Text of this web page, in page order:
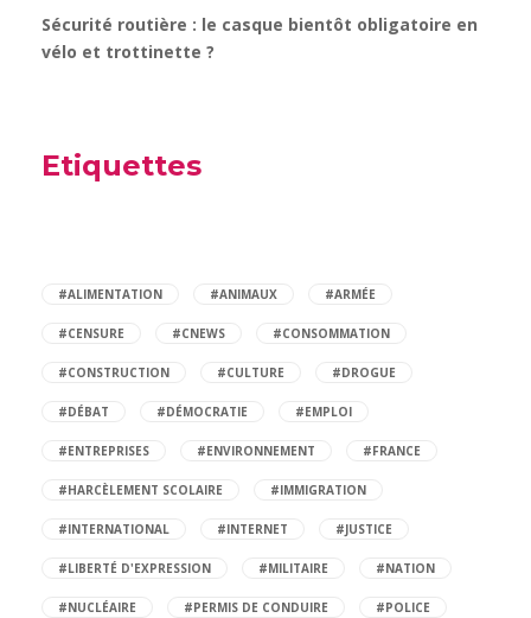
Sécurité routière : le casque bientôt obligatoire en
vélo et trottinette ?
Etiquettes
#ALIMENTATION #ANIMAUX #ARMÉE
#CENSURE #CNEWS #CONSOMMATION
#CONSTRUCTION #CULTURE #DROGUE
#DÉBAT #DÉMOCRATIE #EMPLOI
#ENTREPRISES #ENVIRONNEMENT #FRANCE
#HARCÈLEMENT SCOLAIRE #IMMIGRATION
#INTERNATIONAL #INTERNET #JUSTICE
#LIBERTÉ D'EXPRESSION #MILITAIRE #NATION
#NUCLÉAIRE #PERMIS DE CONDUIRE #POLICE